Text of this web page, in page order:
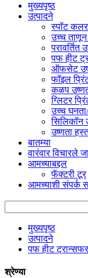
मुख्यपृष्ठ
उत्पादने
स्पॉट कलर
उच्च
परावर्तित
पफ हीट
ऑफसेट
फॉइल
कळप
ग्लिटर
उच्च
सिलिकॉन
उष्णता
बातम्या
वारंवार विचारले
आमच्याबद्दल
फॅक्टरी टूर
आमच्याशी संपर्क
मुख्यपृष्ठ
उत्पादने
पफ हीट
श्रेण्या